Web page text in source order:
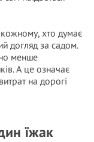
хто думає
догляд за садом.
менше
А це означає
на дорогі
їжак